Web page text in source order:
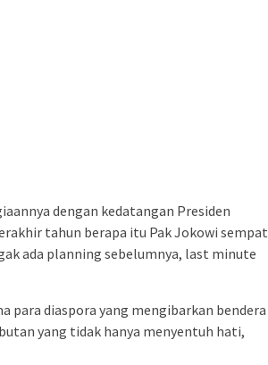
dengan kedatangan Presiden
tahun berapa itu Pak Jokowi sempat
ada planning sebelumnya, last minute
para diaspora yang mengibarkan bendera
yang tidak hanya menyentuh hati,